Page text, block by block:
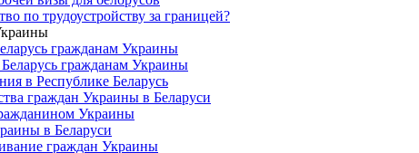
по трудоустройству за границей?
гражданам Украины
гражданам Украины
в Республике Беларусь
граждан Украины в Беларуси
Украины
в Беларуси
граждан Украины